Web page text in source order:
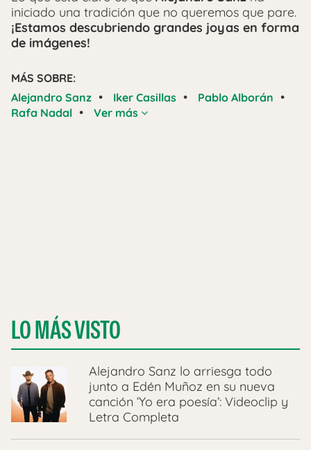
iniciado una tradición que no queremos que pare.
¡Estamos descubriendo grandes joyas en forma
de imágenes!
MÁS SOBRE:
Alejandro Sanz • Iker Casillas • Pablo Alborán •
Rafa Nadal • Ver más
LO MÁS VISTO
Alejandro Sanz lo arriesga todo
junto a Edén Muñoz en su nueva
canción ‘Yo era poesía’: Videoclip y
Letra Completa